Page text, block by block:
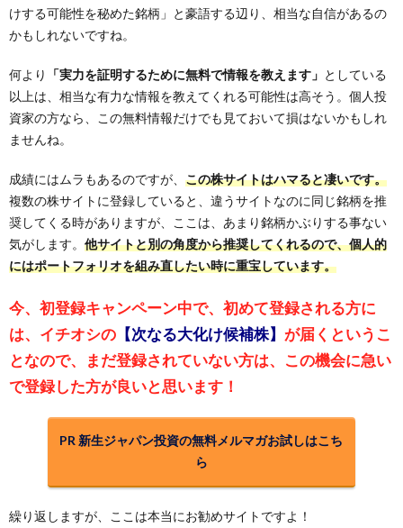
けする可能性を秘めた銘柄」と豪語する辺り、相当な自信があるの
かもしれないですね。
何より 「実力を証明するために無料で情報を教えます」 としている
以上は、相当な有力な情報を教えてくれる可能性は高そう。個人投
資家の方なら、この無料情報だけでも見ておいて損はないかもしれ
ませんね。
成績にはムラもあるのですが、 この株サイトはハマると凄いです。
複数の株サイトに登録していると、違うサイトなのに同じ銘柄を推
奨してくる時がありますが、ここは、あまり銘柄かぶりする事ない
気がします。 他サイトと別の角度から推奨してくれるので、個人的
にはポートフォリオを組み直したい時に重宝しています。
今、初登録キャンペーン中で、初めて登録される方に
は、イチオシの 【次なる大化け候補株】 が届くというこ
となので、まだ登録されていない方は、この機会に急い
で登録した方が良いと思います！
PR 新生ジャパン投資の無料メルマガお試しはこち
ら
繰り返しますが、ここは本当にお勧めサイトですよ！